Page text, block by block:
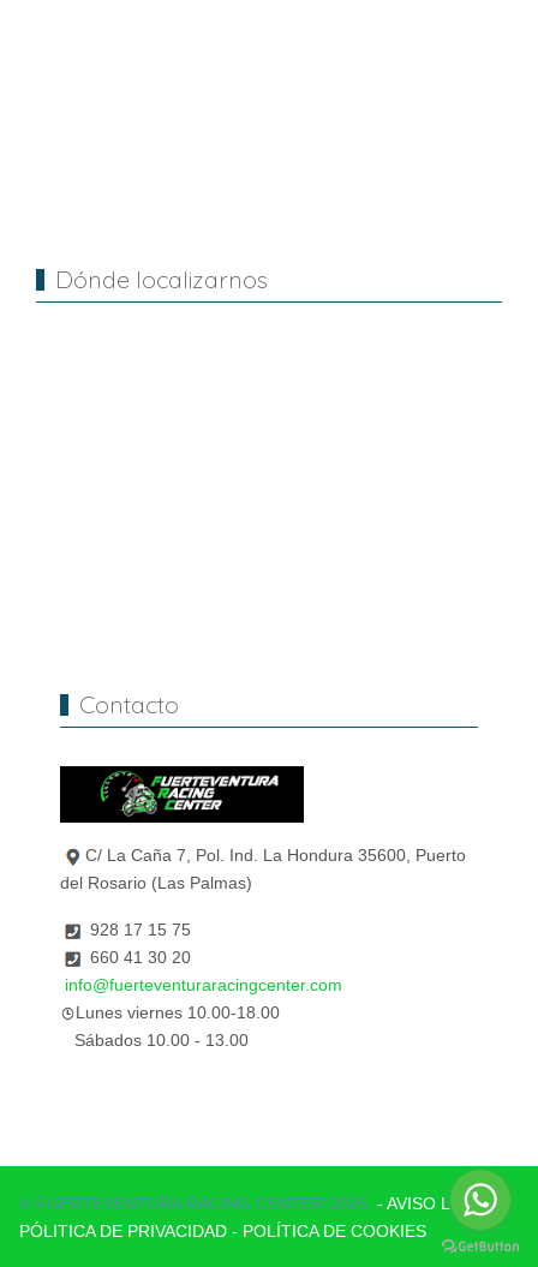
Dónde localizarnos
Contacto
C/ La Caña 7, Pol. Ind. La Hondura 35600, Puerto
del Rosario (Las Palmas)
928 17 15 75
660 41 30 20
info@fuerteventuraracingcenter.com
Lunes viernes 10.00-18.00
Sábados 10.00 - 13.00
© FUERTEVENTURA RACING CENTER 2026.- AVISO LEGAL Y
PÓLITICA DE PRIVACIDAD - POLÍTICA DE COOKIES